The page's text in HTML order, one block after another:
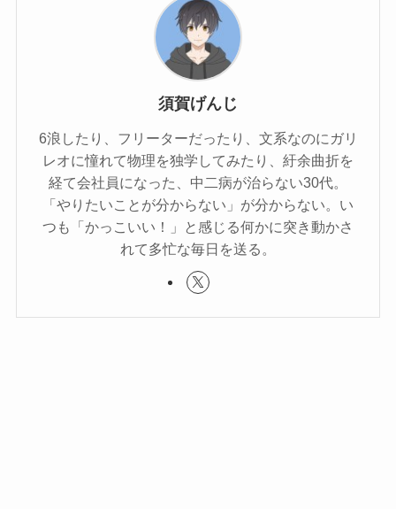
須賀げんじ
6浪したり、フリーターだったり、文系なのにガリ
レオに憧れて物理を独学してみたり、紆余曲折を
経て会社員になった、中二病が治らない30代。
「やりたいことが分からない」が分からない。い
つも「かっこいい！」と感じる何かに突き動かさ
れて多忙な毎日を送る。